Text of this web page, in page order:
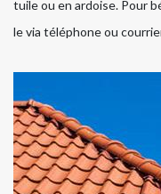
tuile ou en ardoise. Pour
le via téléphone ou